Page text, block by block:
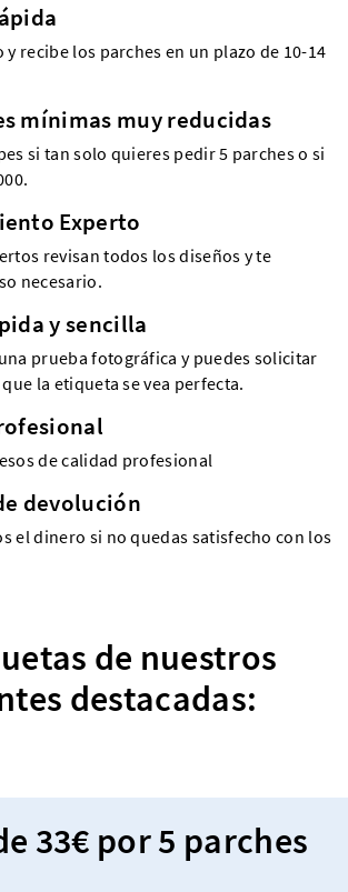
y recibe los parches en un plazo de 10-14
mínimas muy reducidas
si tan solo quieres pedir 5 parches o si
Experto
revisan todos los diseños y te
necesario.
y sencilla
prueba fotográfica y puedes solicitar
la etiqueta se vea perfecta.
de calidad profesional
devolución
el dinero si no quedas satisfecho con los
de nuestros
destacadas:
33€ por 5 parches